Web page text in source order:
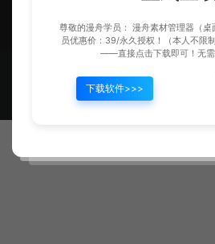
Animation, Making Anim Easier!
晋
晋ICP备2024039323号
尊敬的漫舟学员： 漫舟素材管理器（
员优惠价：39/永久授权！（本人不限
——直接点击下载即可！无需
下载软件>>>